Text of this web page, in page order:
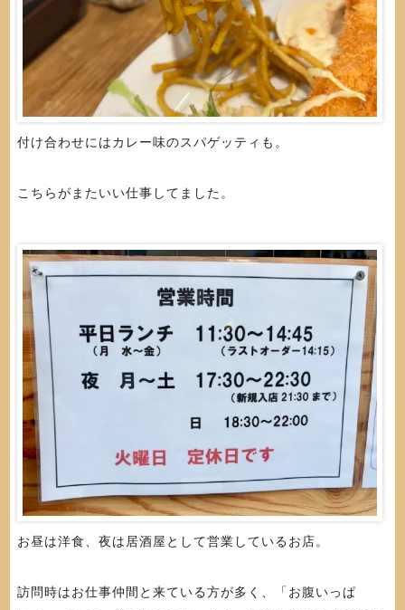
付け合わせにはカレー味のスパゲッティも。
こちらがまたいい仕事してました。
お昼は洋食、夜は居酒屋として営業しているお店。
訪問時はお仕事仲間と来ている方が多く、「お腹いっぱ